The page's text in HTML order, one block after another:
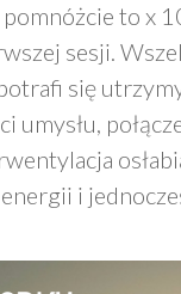
to x
sesji.
się
umysłu,
i